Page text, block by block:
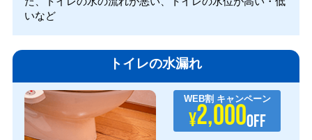
いなど
トイレの水漏れ
WEB割 キャンペーン
¥2,000OFF